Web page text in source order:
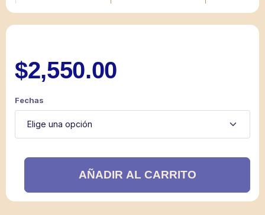
17 18 19
24
31 1
$2,550.00
Fechas
AÑADIR AL CARRITO